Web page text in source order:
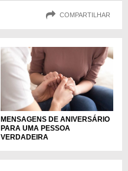
COMPARTILHAR
MENSAGENS DE ANIVERSÁRIO
PARA UMA PESSOA
VERDADEIRA